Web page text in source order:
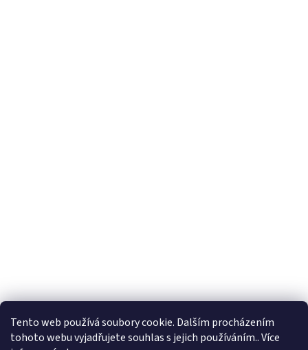
Tento web používá soubory cookie. Dalším procházením
tohoto webu vyjadřujete souhlas s jejich používáním.. Více